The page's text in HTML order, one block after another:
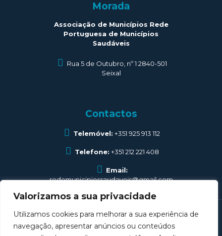
Valorizamos a sua privacidade
Utilizamos cookies para melhorar a sua experiência de
navegação, apresentar anúncios ou conteúdos
Morada
Associação de Municípios Rede
Portuguesa de Municípios
Saudáveis
Rua 5 de Outubro, nº 1 2840-501
Seixal
Contactos
Telemóvel: +351 925 913 112
Telefone: +351 212 221 408
Email:
redemunicipiossaudaveis@gmail.com